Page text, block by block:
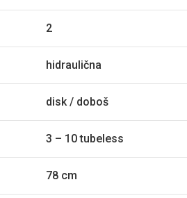
2
hidraulična
disk / doboš
3 – 10 tubeless
78 cm